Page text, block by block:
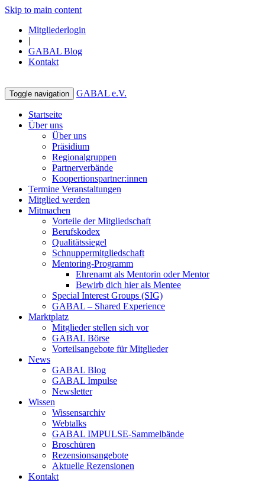
Skip to main content
Mitgliederlogin
|
GABAL Blog
Kontakt
Toggle navigation GABAL e.V.
Startseite
Über uns
Über uns
Präsidium
Regionalgruppen
Partnerverbände
Koopertionspartner:innen
Termine Veranstaltungen
Mitglied werden
Mitmachen
Vorteile der Mitgliedschaft
Berufskodex
Qualitätssiegel
Schnuppermitgliedschaft
Mentoring-Programm
Ehrenamt als Mentorin oder Mentor
Bewirb dich hier als Mentee
Special Interest Groups (SIG)
GABAL – Shared Experience
Marktplatz
Mitglieder stellen sich vor
GABAL Börse
Vorteilsangebote für Mitglieder
News
GABAL Blog
GABAL Impulse
Newsletter
Wissen
Wissensarchiv
Webtalks
GABAL IMPULSE-Sammelbände
Broschüren
Rezensionsangebote
Aktuelle Rezensionen
Kontakt